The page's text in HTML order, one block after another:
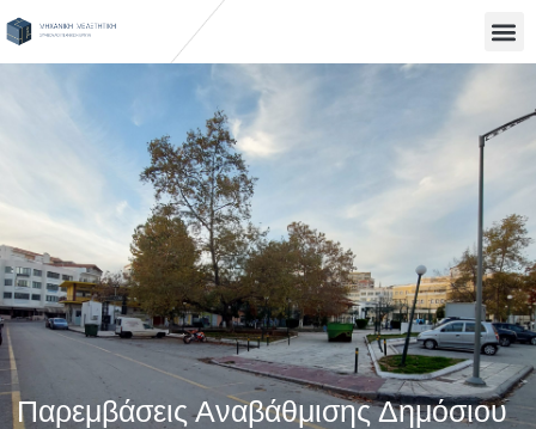
στο
περιεχόμενο
Παρεμβάσεις Αναβάθμισης Δημόσιου